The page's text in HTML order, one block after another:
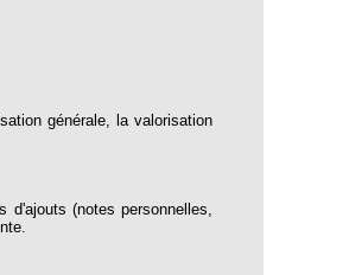
générale, la valorisation
(notes personnelles,